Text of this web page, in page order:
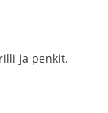
ja penkit.